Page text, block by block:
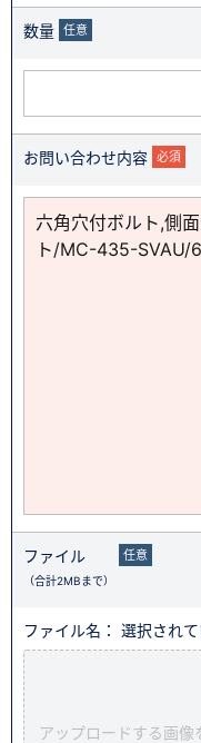
数量 任意
お問い合わせ内容 必須
ファイル
（合計2MBまで）
任意
ファイル名： 選択され
アップロードする画像